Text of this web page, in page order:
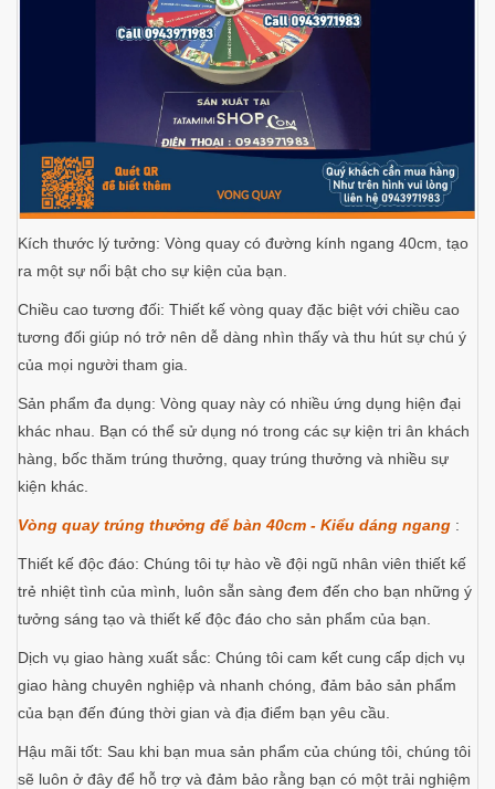
Kích thước lý tưởng: Vòng quay có đường kính ngang 40cm, tạo
ra một sự nổi bật cho sự kiện của bạn.
Chiều cao tương đối: Thiết kế vòng quay đặc biệt với chiều cao
tương đối giúp nó trở nên dễ dàng nhìn thấy và thu hút sự chú ý
của mọi người tham gia.
Sản phẩm đa dụng: Vòng quay này có nhiều ứng dụng hiện đại
khác nhau. Bạn có thể sử dụng nó trong các sự kiện tri ân khách
hàng, bốc thăm trúng thưởng, quay trúng thưởng và nhiều sự
kiện khác.
Vòng quay trúng thưởng để bàn 40cm - Kiểu dáng ngang :
Thiết kế độc đáo: Chúng tôi tự hào về đội ngũ nhân viên thiết kế
trẻ nhiệt tình của mình, luôn sẵn sàng đem đến cho bạn những ý
tưởng sáng tạo và thiết kế độc đáo cho sản phẩm của bạn.
Dịch vụ giao hàng xuất sắc: Chúng tôi cam kết cung cấp dịch vụ
giao hàng chuyên nghiệp và nhanh chóng, đảm bảo sản phẩm
của bạn đến đúng thời gian và địa điểm bạn yêu cầu.
Hậu mãi tốt: Sau khi bạn mua sản phẩm của chúng tôi, chúng tôi
sẽ luôn ở đây để hỗ trợ và đảm bảo rằng bạn có một trải nghiệm